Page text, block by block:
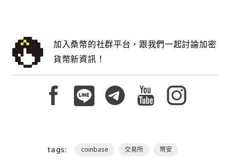
加入桑幣的社群平台，跟我們一起討論加密
貨幣新資訊！
tags: coinbase 交易所 幣安